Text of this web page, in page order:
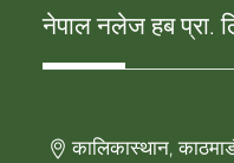
नेपाल नलेज हब प्रा.
कालिकास्थान,